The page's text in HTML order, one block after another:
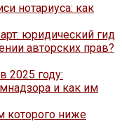
нотариуса: как
юридический гид
авторских прав?
2025 году:
и как им
которого ниже